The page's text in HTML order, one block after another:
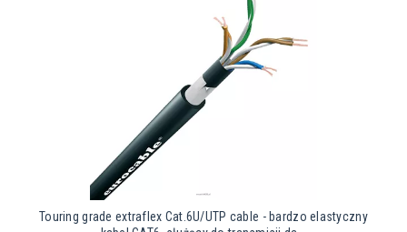
Touring grade extraflex Cat.6U/UTP cable - bardzo elastyczny